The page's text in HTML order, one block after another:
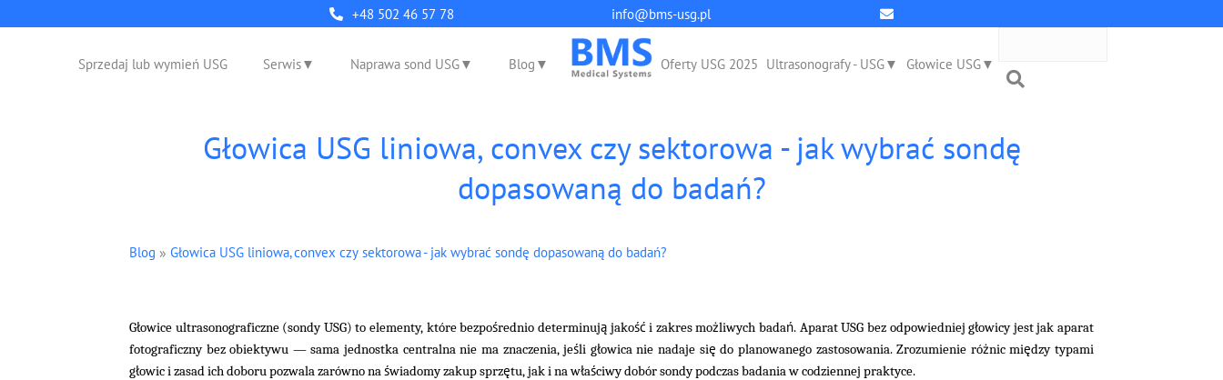
q
+48 502 46 57 78 info@bms-usg.pl
Sprzedaj lub wymień USG Serwis Naprawa sond USG Blog Oferty USG 2025 Ultrasonografy - USG Głowice USG
Głowica USG liniowa, convex czy sektorowa - jak wybrać sondę
dopasowaną do badań?
Blog » Głowica USG liniowa, convex czy sektorowa - jak wybrać sondę dopasowaną do badań?
Głowice ultrasonograficzne (sondy USG) to elementy, które bezpośrednio determinująjakość i zakres możliwych badań. Aparat USG bez odpowiedniej głowicy jest jak aparat
fotograficzny bez obiektywu — sama jednostka centralna nie ma znaczenia, jeśli głowica nie nadaje się do planowanego zastosowania. Zrozumienie różnic między typami
głowic i zasad ich doboru pozwala zarówno naświadomy zakup sprzętu, jak i na właściwy dobór sondy podczas badania w codziennej praktyce.